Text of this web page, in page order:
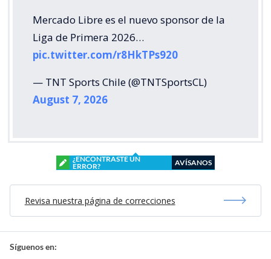
Mercado Libre es el nuevo sponsor de la
Liga de Primera 2026…
pic.twitter.com/r8HkTPs920
— TNT Sports Chile (@TNTSportsCL)
August 7, 2026
¿ENCONTRASTE UN
ERROR?
AVÍSANOS
Revisa nuestra página de correcciones
Síguenos en: